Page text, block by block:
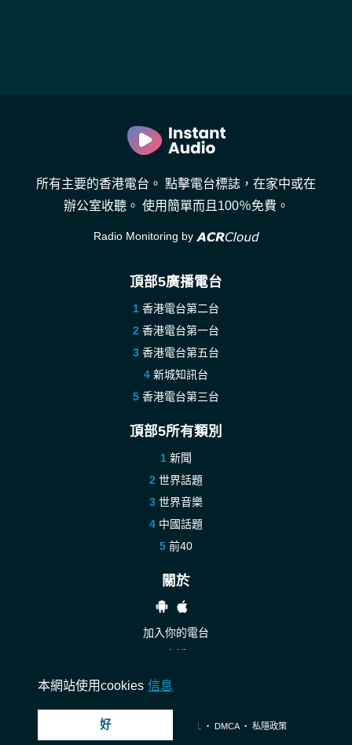
所有主要的香港電台。 點擊電台標誌，在家中或在
辦公室收聽。 使用簡單而且100％免費。
Radio Monitoring by
頂部5廣播電台
香港電台第二台
香港電台第一台
香港電台第五台
新城知訊台
香港電台第三台
頂部5所有類別
新聞
世界話題
世界音樂
中國話題
前40
關於
加入你的電台
聯絡我們
© 2026 InstantAudio. 保留所有權利. ・ DMCA・ 私隱政策
本網站使用cookies 信息
好